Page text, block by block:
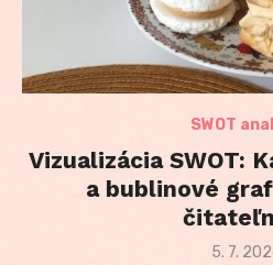
SWOT
Vizualizácia SWOT:
a bublinové
Posted
5. 7.